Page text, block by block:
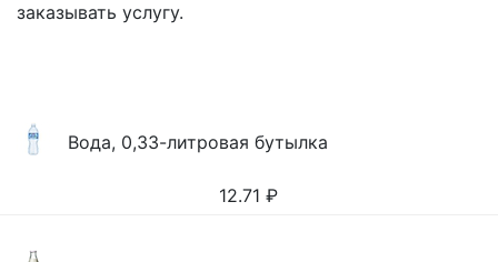
заказывать услугу.
Вода, 0,33-литровая бутылка
12.71 ₽